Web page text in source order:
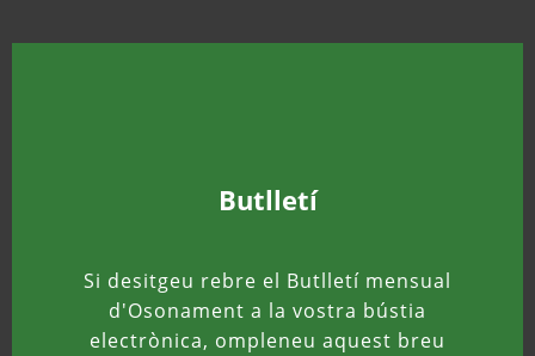
Butlletí
Si desitgeu rebre el Butlletí mensual
d'Osonament a la vostra bústia
electrònica, ompleneu aquest breu